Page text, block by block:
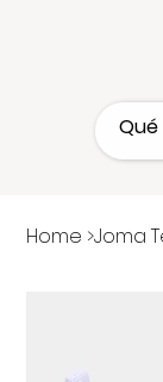
Home >Joma